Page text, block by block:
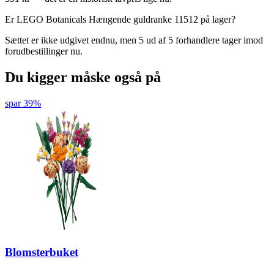
Er LEGO Botanicals Hængende guldranke 11512 på lager?
Sættet er ikke udgivet endnu, men 5 ud af 5 forhandlere tager imod
forudbestillinger nu.
Du kigger måske også på
spar 39%
Blomsterbuket